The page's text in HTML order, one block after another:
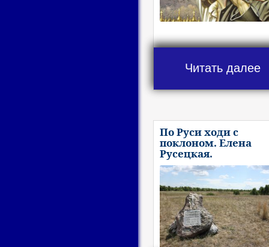
Читать далее
По Руси ходи с
поклоном. Елена
Русецкая.